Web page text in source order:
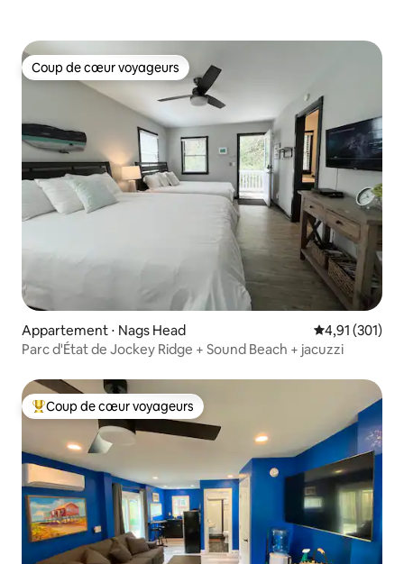
Coup de cœur voyageurs
Coup de cœur voyageurs
Appartement ⋅ Nags Head Évaluation
4,91 (301)
Parc d'État de Jockey Ridge + Sound Beach + jacuzzi
Coups de cœur voyageurs les plus appréciés
Coup de cœur voyageurs